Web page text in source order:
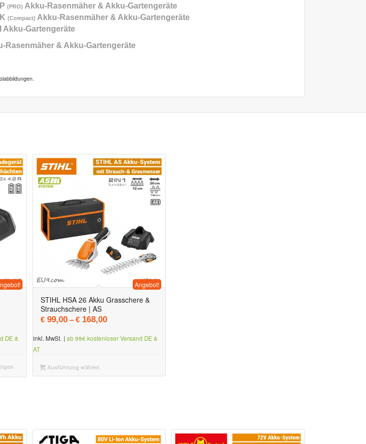
(PRO) Akku-Rasenmäher & Akku-Gartengeräte
(Compact) Akku-Rasenmäher & Akku-Gartengeräte
Akku-Gartengeräte
Rasenmäher & Akku-Gartengeräte
Preis war: € 109,00
Preis ist: € 74,00.
DE &
STIHL HSA 26 Akku Grasschere &
Strauchschere | AS
€99,00–€168,00
Angebot!
inkl. MwSt. | ab 99€ kostenloser Versand DE &
AT
Ausführung wählen